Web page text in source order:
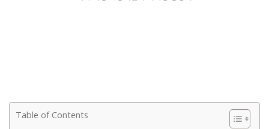
Table of Contents